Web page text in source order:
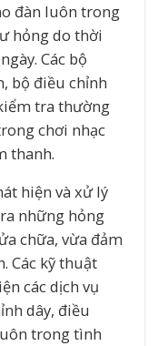
đàn luôn trong
hỏng do thời
Các bộ
bộ điều chỉnh
tra thường
chơi nhạc
thanh.
hiện và xử lý
những hỏng
chữa, vừa đảm
Các kỹ thuật
các dịch vụ
dây, điều
trong tình